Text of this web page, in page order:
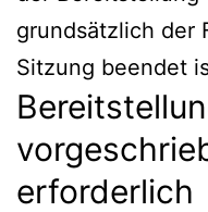
grundsätzlich der
Sitzung beendet
erforderlich